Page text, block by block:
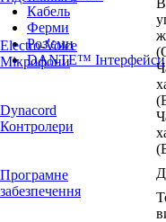
Кабель
Ферми
Роз'єми
DANTE™ Інтерфейси
Electro-Voice
Мікрофони
Dynacord
Контролери
Програмне
забезпечення